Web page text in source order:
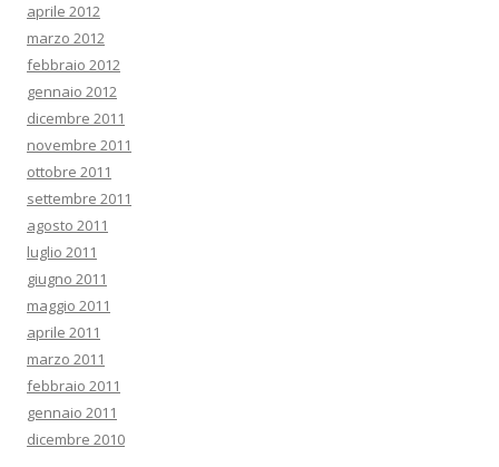
aprile 2012
marzo 2012
febbraio 2012
gennaio 2012
dicembre 2011
novembre 2011
ottobre 2011
settembre 2011
agosto 2011
luglio 2011
giugno 2011
maggio 2011
aprile 2011
marzo 2011
febbraio 2011
gennaio 2011
dicembre 2010